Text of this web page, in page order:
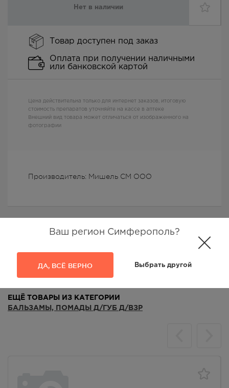
Ваш регион Симферополь?
ДА, ВСЁ ВЕРНО Выбрать другой
Нет в наличии
Производитель: Мишель СМ ООО
Товар доступен под заказ
Оплата при получении наличными
или банковской картой
Цена действительна только для интернет заказов, итоговую
стоимость препаратов уточняйте на кассе в аптеке
Внешний вид товара может отличаться от изображенного на
фотографии
ЕЩЁ ТОВАРЫ ИЗ КАТЕГОРИИ
БАЛЬЗАМЫ, ПОМАДЫ Д/ГУБ Д/ВЗР